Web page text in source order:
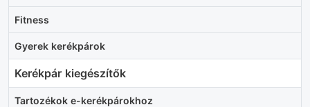
Fitness
Gyerek kerékpárok
Kerékpár kiegészítők
Tartozékok e-kerékpárokhoz